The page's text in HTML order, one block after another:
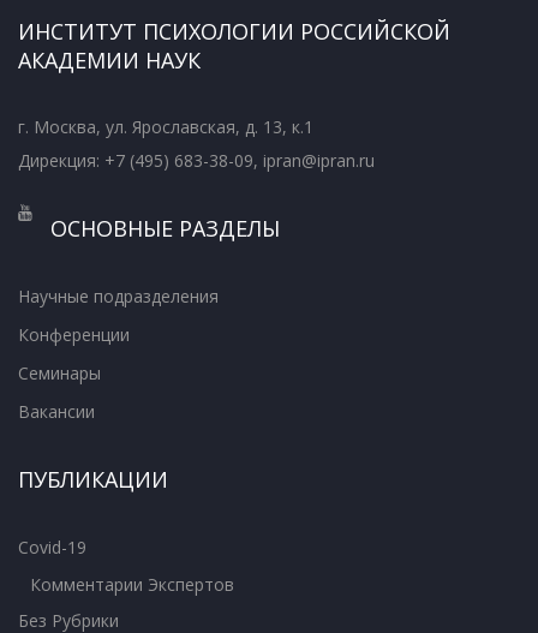
ИНСТИТУТ ПСИХОЛОГИИ РОССИЙСКОЙ
АКАДЕМИИ НАУК
г. Москва, ул. Ярославская, д. 13, к.1
Дирекция: +7 (495) 683-38-09, ipran@ipran.ru
ОСНОВНЫЕ РАЗДЕЛЫ
Научные подразделения
Конференции
Семинары
Вакансии
ПУБЛИКАЦИИ
Covid-19
Комментарии Экспертов
Без Рубрики